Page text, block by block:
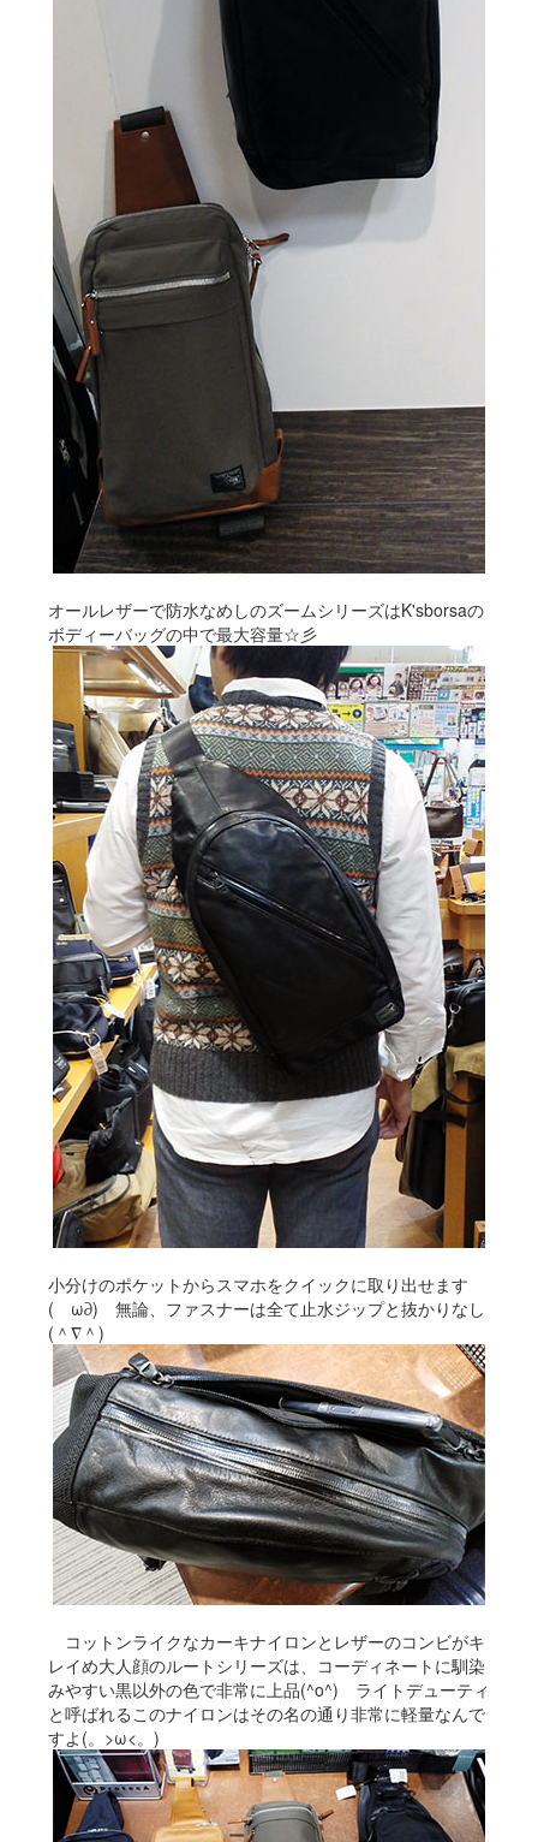
オールレザーで防水なめしのズームシリーズはK'sborsaの
ボディーバッグの中で最大容量☆彡
小分けのポケットからスマホをクイックに取り出せます
(ゝω∂) 無論、ファスナーは全て止水ジップと抜かりなし
(＾∇＾)
コットンライクなカーキナイロンとレザーのコンビがキ
レイめ大人顔のルートシリーズは、コーディネートに馴染
みやすい黒以外の色で非常に上品(^o^) ライトデューティ
と呼ばれるこのナイロンはその名の通り非常に軽量なんで
すよ(。>ω<。)